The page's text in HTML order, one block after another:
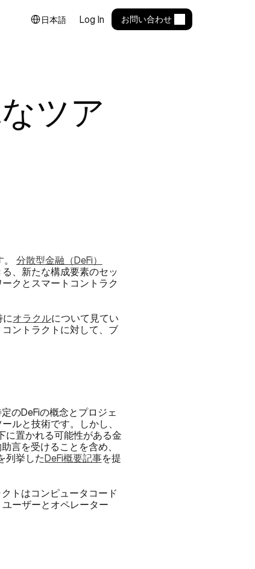
日本語 Log In お問い合わせ
ツア
分散型金融（DeFi）
、新たな構成要素のセッ
クとスマートコントラク
にオラクルについて見てい
ントラクトに対して、ブ
のDeFiの概念とプロジェ
ルと技術です。しかし、
に置かれる可能性がある金
言を受けることを含め、
列挙したDeFi概要記事を提
トはコンピュータコード
ーザーとオペレーター